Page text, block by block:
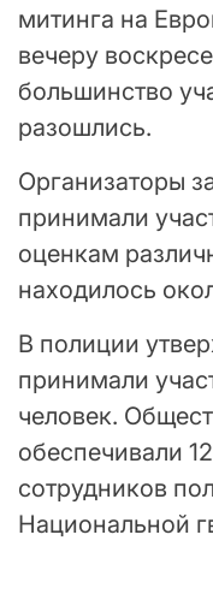
митинга на
вечеру
большинство
разошлись.
Организаторы
принимали
оценкам
находилось
В полиции
принимали
человек.
обеспечивали
сотрудников
Национальной